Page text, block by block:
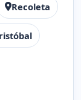
Recoleta